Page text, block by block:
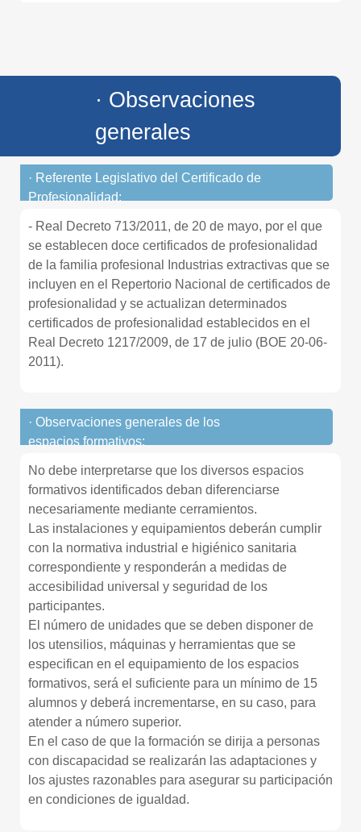
· Observaciones
generales
· Referente Legislativo del Certificado de
Profesionalidad:
- Real Decreto 713/2011, de 20 de mayo, por el que
se establecen doce certificados de profesionalidad
de la familia profesional Industrias extractivas que se
incluyen en el Repertorio Nacional de certificados de
profesionalidad y se actualizan determinados
certificados de profesionalidad establecidos en el
Real Decreto 1217/2009, de 17 de julio (BOE 20-06-
2011).
· Observaciones generales de los
espacios formativos:
No debe interpretarse que los diversos espacios
formativos identificados deban diferenciarse
necesariamente mediante cerramientos.
Las instalaciones y equipamientos deberán cumplir
con la normativa industrial e higiénico sanitaria
correspondiente y responderán a medidas de
accesibilidad universal y seguridad de los
participantes.
El número de unidades que se deben disponer de
los utensilios, máquinas y herramientas que se
especifican en el equipamiento de los espacios
formativos, será el suficiente para un mínimo de 15
alumnos y deberá incrementarse, en su caso, para
atender a número superior.
En el caso de que la formación se dirija a personas
con discapacidad se realizarán las adaptaciones y
los ajustes razonables para asegurar su participación
en condiciones de igualdad.